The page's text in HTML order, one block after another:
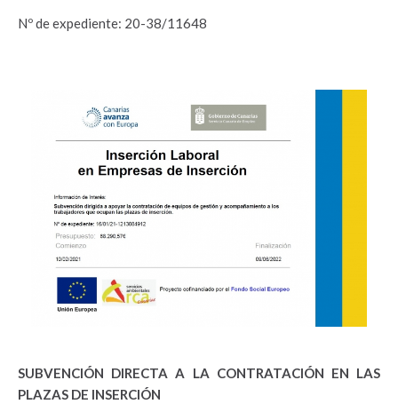
Nº de expediente: 20-38/11648
SUBVENCIÓN DIRECTA A LA CONTRATACIÓN EN LAS
PLAZAS DE INSERCIÓN